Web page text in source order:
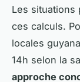
Les situations
ces calculs.
locales
14h selon la
approche